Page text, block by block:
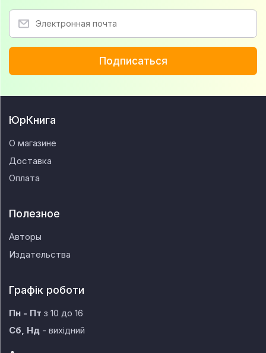
Подписаться
ЮрКнига
О магазине
Доставка
Оплата
Полезное
Авторы
Издательства
Графік роботи
Пн - Пт з 10 до 16
Сб, Нд - вихідний